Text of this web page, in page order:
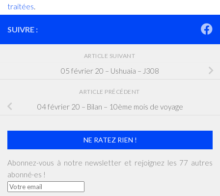
traitées.
SUIVRE :
ARTICLE SUIVANT
05 février 20 – Ushuaia – J308
ARTICLE PRÉCÉDENT
04 février 20 – Bilan – 10ème mois de voyage
NE RATEZ RIEN !
Abonnez-vous à notre newsletter et rejoignez les 77 autres
abonné·es !